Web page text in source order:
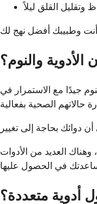
والنوم؟
جيدًا مع الاستمرار في
العديد من الأدوات
أدوية متعددة؟